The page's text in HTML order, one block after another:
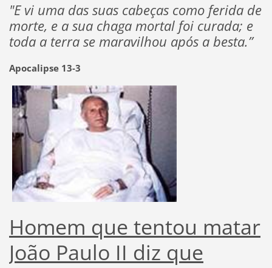
"E vi uma das suas cabeças como ferida de
morte, e a sua chaga mortal foi curada; e
toda a terra se maravilhou após a besta.”
Apocalipse 13-3
Homem que tentou matar
João Paulo II diz que